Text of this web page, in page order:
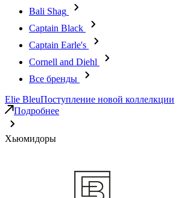
Bali Shag
Captain Black
Captain Earle's
Cornell and Diehl
Все бренды
Elie BleuПоступление новой коллелкции
Подробнее
Хьюмидоры